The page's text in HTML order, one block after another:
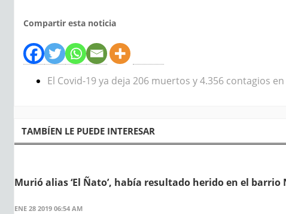
Compartir esta noticia
El Covid-19 ya deja 206 muertos y 4.356 contagios
TAMBÍEN LE PUEDE INTERESAR
Murió alias ‘El Ñato’, había resultado herido en el barrio
ENE 28 2019 06:54 AM